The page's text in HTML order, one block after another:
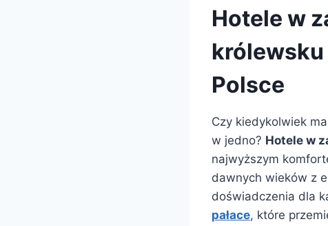
Hotele w
Polsce
Czy kiedykolwiek
w jedno? Hotele w
najwyższym
dawnych wieków z
doświadczenia dla
pałace, które